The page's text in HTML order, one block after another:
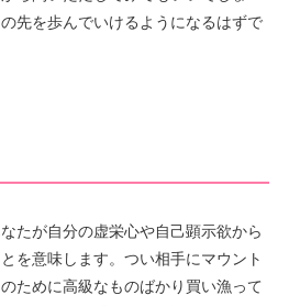
先を歩んでいけるようになるはずで
たが自分の虚栄心や自己顕示欲から
を意味します。つい相手にマウント
ために高級なものばかり買い漁って